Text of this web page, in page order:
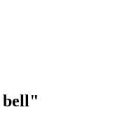
bell"